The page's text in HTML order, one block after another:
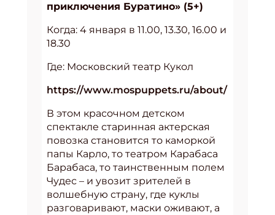
приключения Буратино» (5+)
Когда: 4 января в 11.00, 13.30, 16.00 и
18.30
Где: Московский театр Кукол
https://www.mospuppets.ru/about/
В этом красочном детском
спектакле старинная актерская
повозка становится то каморкой
папы Карло, то театром Карабаса
Барабаса, то таинственным полем
Чудес – и увозит зрителей в
волшебную страну, где куклы
разговаривают, маски оживают, а